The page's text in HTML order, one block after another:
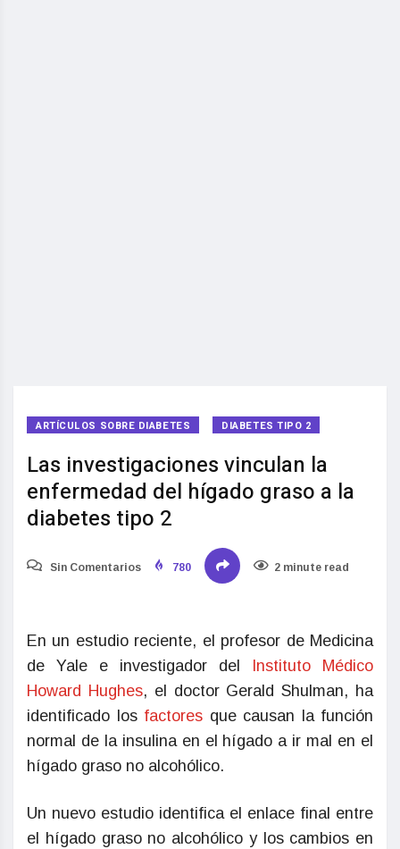
ARTÍCULOS SOBRE DIABETES DIABETES TIPO 2
Las investigaciones vinculan la
enfermedad del hígado graso a la
diabetes tipo 2
Sin Comentarios 780 2 minute read
En un estudio reciente, el profesor de Medicina
de Yale e investigador del
Instituto Médico
Howard Hughes, el doctor Gerald Shulman, ha
identificado los factores que causan la función
normal de la insulina en el hígado a ir mal en el
hígado graso no alcohólico.
Un nuevo estudio identifica el enlace final entre
el hígado graso no alcohólico y los cambios en